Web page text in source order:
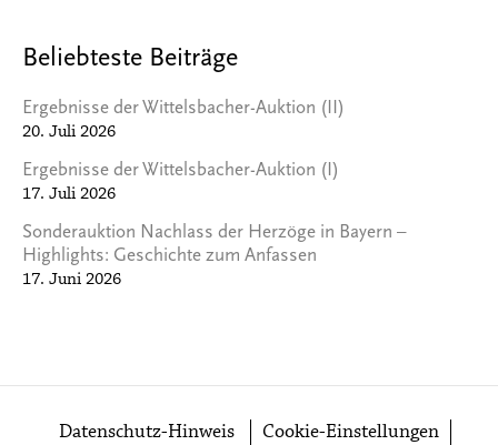
Beliebteste Beiträge
Ergebnisse der Wittelsbacher-Auktion (II)
20. Juli 2026
Ergebnisse der Wittelsbacher-Auktion (I)
17. Juli 2026
Sonderauktion Nachlass der Herzöge in Bayern –
Highlights: Geschichte zum Anfassen
17. Juni 2026
Datenschutz-Hinweis Cookie-Einstellungen